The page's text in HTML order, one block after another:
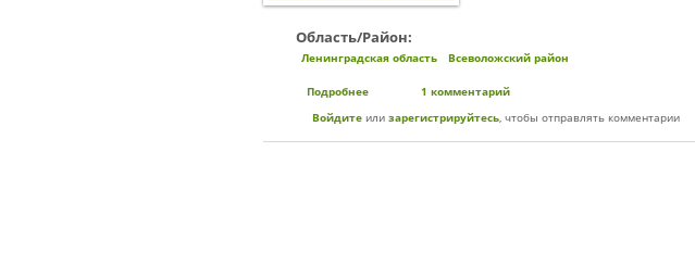
Область/Район:
Ленинградская область Всеволожский район
Подробнее о Коттеджный поселок «Всеволожский»
1 комментарий
Войдите или зарегистрируйтесь, чтобы отправлять комментарии